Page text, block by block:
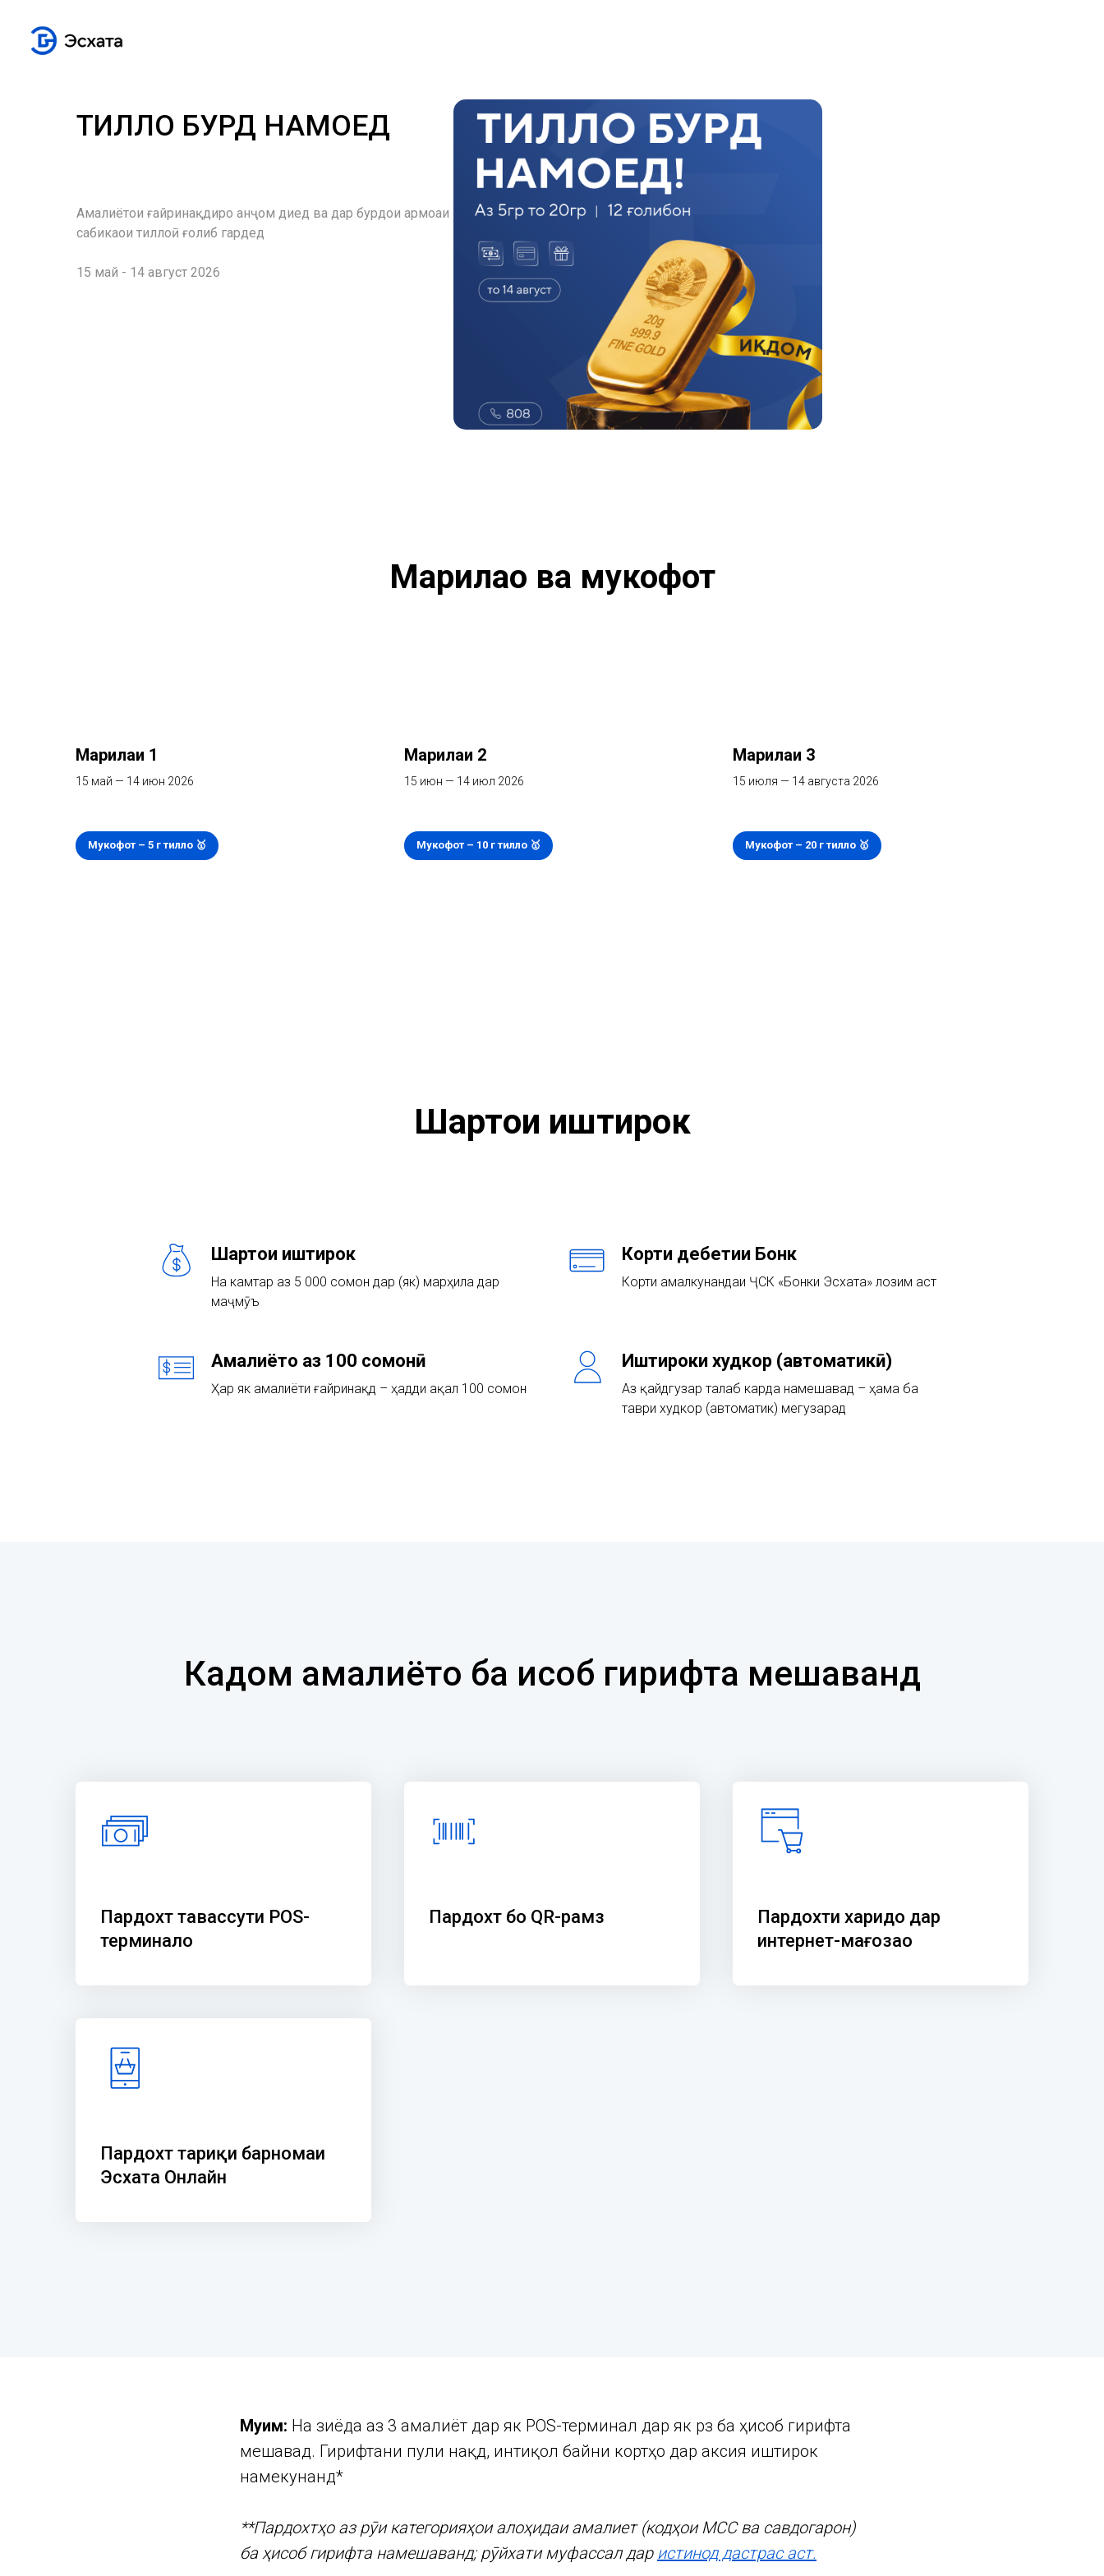
ТИЛЛО БУРД НАМОЕД
Амалиётҳои ғайринақдиро анҷом диҳед ва дар бурдҳои ҳармоҳаи
сабикаҳои тиллоӣ ғолиб гардед
15 май - 14 август 2026
Марҳилаҳо ва мукофот
Марҳилаи 1
15 май — 14 июн 2026
Мукофот – 5 г тилло 🥇
Марҳилаи 2
15 июн — 14 июл 2026
Мукофот – 10 г тилло 🥇
Марҳилаи 3
15 июля — 14 августа 2026
Мукофот – 20 г тилло 🥇
Шартҳои иштирок
Шартҳои иштирок
На камтар аз 5 000 сомонӣ дар (як) марҳила дар
маҷмӯъ
Корти дебетии Бонк
Корти амалкунандаи ҶСК «Бонки Эсхата» лозим аст
Амалиётҳо аз 100 сомонӣ
Ҳар як амалиёти ғайринақдӣ – ҳадди ақал 100 сомонӣ
Иштироки худкор (автоматикӣ)
Аз қайдгузарӣ талаб карда намешавад – ҳама ба
таври худкор (автоматикӣ) мегузарад
Кадом амалиётҳо ба ҳисоб гирифта мешаванд
Пардохт тавассути POS-
терминалҳо
Пардохт бо QR-рамз
Пардохти харидҳо дар
интернет-мағозаҳо
Пардохт тариқи барномаи
Эсхата Онлайн
Муҳим: На зиёда аз 3 амалиёт дар як POS-терминал дар як рӯз ба ҳисоб гирифта
мешавад. Гирифтани пули нақд, интиқол байни кортҳо дар аксия иштирок
намекунанд*
**Пардохтҳо аз рӯи категорияҳои алоҳидаи амалиет (кодҳои MCC ва савдогарон)
ба ҳисоб гирифта намешаванд; рӯйхати муфассал дар истинод дастрас аст.